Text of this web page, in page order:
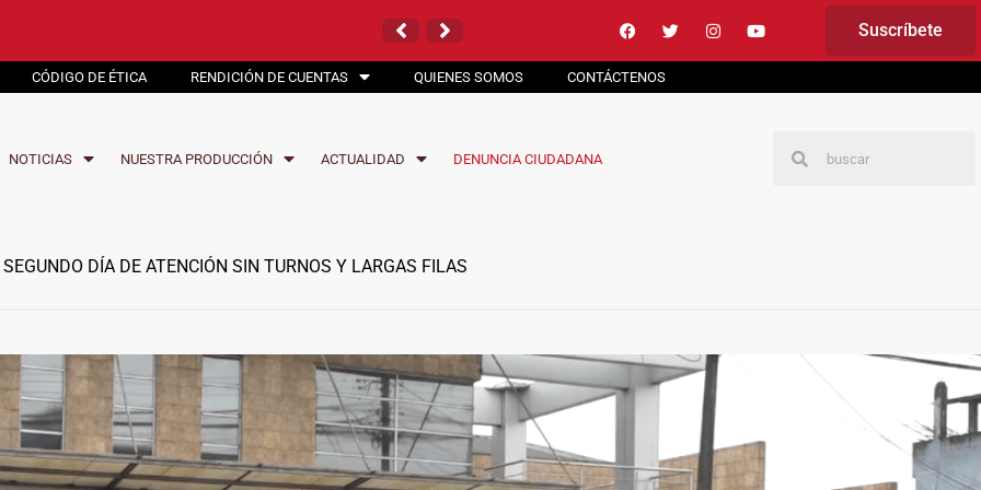
LOS TRABAJOS EN LA VÍA
COMUNITARIAS
LOS TRABAJOS EN LA VÍA Suscríbete
CÓDIGO DE ÉTICA RENDICIÓN DE CUENTAS QUIENES SOMOS CONTÁCTENOS
NOTICIAS NUESTRA PRODUCCIÓN ACTUALIDAD DENUNCIA CIUDADANA
DÍA DE ATENCIÓN SIN TURNOS Y LARGAS FILAS